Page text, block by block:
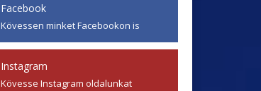
Facebook
Kövessen minket Facebookon is
Instagram
Kövesse Instagram oldalunkat